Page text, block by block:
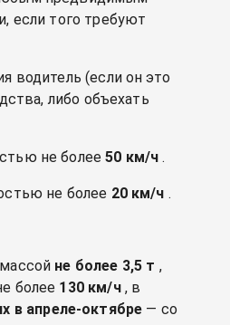
если того требуют
водитель (если он это
либо объехать
не более50 км/ч .
не более 20 км/ч .
не более 3,5 т ,
более 130 км/ч, в
в апреле-октябре — со